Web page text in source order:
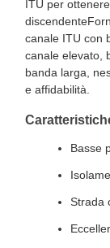
ITU per
canale ITU con
canale elevato,
banda larga,
e affidabilità.
Basse
Strada